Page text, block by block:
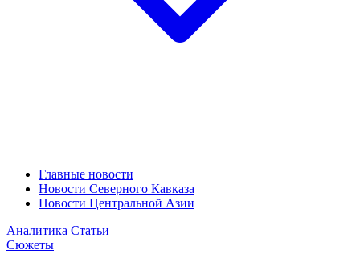
Главные новости
Новости Северного Кавказа
Новости Центральной Азии
Аналитика Статьи
Сюжеты